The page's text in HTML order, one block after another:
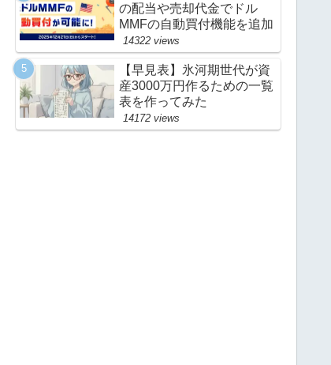
の配当や売却代金でドル
MMFの自動買付機能を追加
14322 views
【早見表】氷河期世代が資
産3000万円作るための一覧
表を作ってみた
14172 views